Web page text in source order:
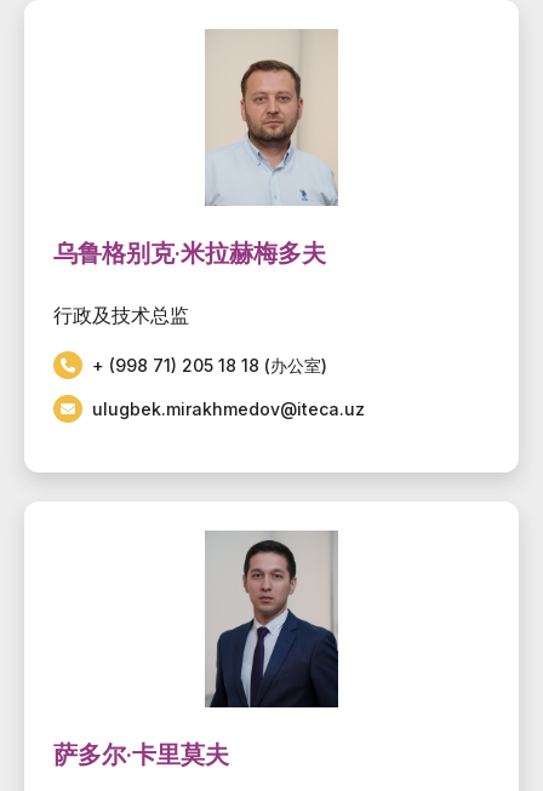
乌鲁格别克·米拉赫梅多夫
行政及技术总监
+ (998 71) 205 18 18 (办公室)
ulugbek.mirakhmedov@iteca.uz
萨多尔·卡里莫夫